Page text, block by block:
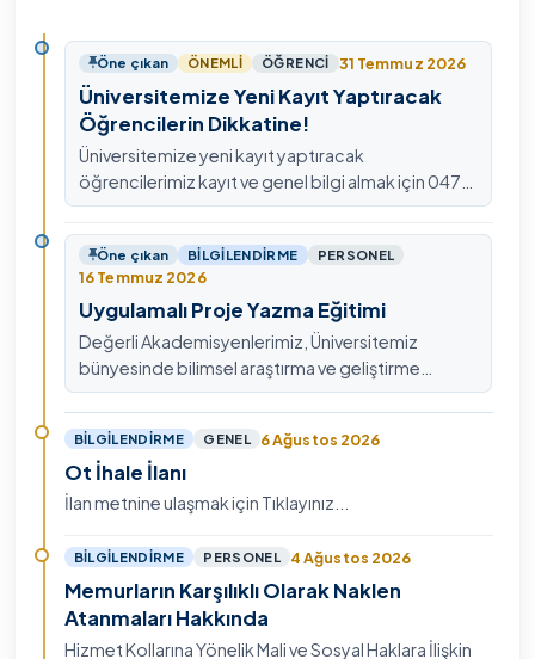
Öne çıkan ÖNEMLI ÖĞRENCI 31 Temmuz 2026
Üniversitemize Yeni Kayıt Yaptıracak
Öğrencilerin Dikkatine!
Üniversitemize yeni kayıt yaptıracak
öğrencilerimiz kayıt ve genel bilgi almak için 0478
211 75 75 Dahili: 1913 nolu telefondan
ulaşabilirsiniz.
Öne çıkan BILGILENDIRME PERSONEL
16 Temmuz 2026
Uygulamalı Proje Yazma Eğitimi
Değerli Akademisyenlerimiz, Üniversitemiz
bünyesinde bilimsel araştırma ve geliştirme
kültürünü güçlendirmek, ulusal ve uluslararası fon
mekanizmala…
BILGILENDIRME GENEL 6 Ağustos 2026
Ot İhale İlanı
İlan metnine ulaşmak için Tıklayınız...
BILGILENDIRME PERSONEL 4 Ağustos 2026
Memurların Karşılıklı Olarak Naklen
Atanmaları Hakkında
Hizmet Kollarına Yönelik Mali ve Sosyal Haklara İlişkin